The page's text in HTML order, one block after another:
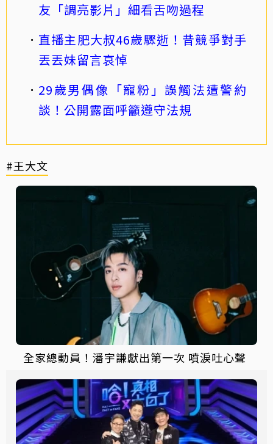
友「調亮影片」細看舌吻過程
直播主肥大叔46歲驟逝！昔競爭對手
丟丟妹留言哀悼
29歲男偶像「寵粉」誤觸法遭警約
談！公開露面呼籲遵守法規
#王大文
全家總動員！潘宇謙獻出第一次 噴淚吐心聲